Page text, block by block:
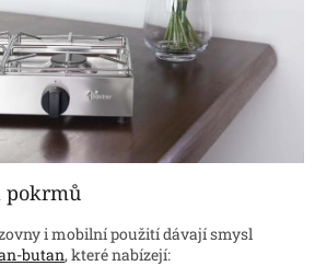
pokrmů
i mobilní použití dávají smysl
butan, které nabízejí: